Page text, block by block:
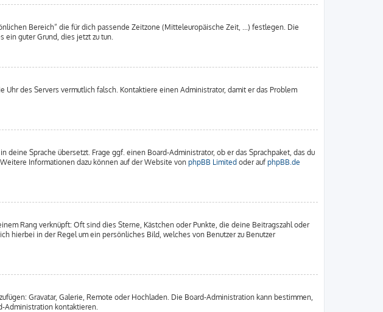
Bereich“ die für dich passende Zeitzone (Mitteleuropäische Zeit, ...) festlegen. Die
guter Grund, dies jetzt zu tun.
des Servers vermutlich falsch. Kontaktiere einen Administrator, damit er das Problem
Sprache übersetzt. Frage ggf. einen Board-Administrator, ob er das Sprachpaket, das du
Informationen dazu können auf der Website von phpBB Limited oder auf phpBB.de
Rang verknüpft: Oft sind dies Sterne, Kästchen oder Punkte, die deine Beitragszahl oder
hierbei in der Regel um ein persönliches Bild, welches von Benutzer zu Benutzer
Gravatar, Galerie, Remote oder Hochladen. Die Board-Administration kann bestimmen,
Administration kontaktieren.